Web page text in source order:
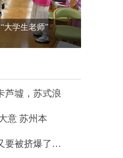
芦墟，苏式浪
意 苏州本
要被挤爆了…